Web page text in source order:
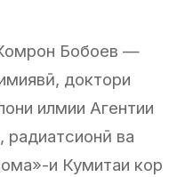
Бобоев —
доктори
илмии Агентии
радиатсионӣ ва
и Кумитаи кор